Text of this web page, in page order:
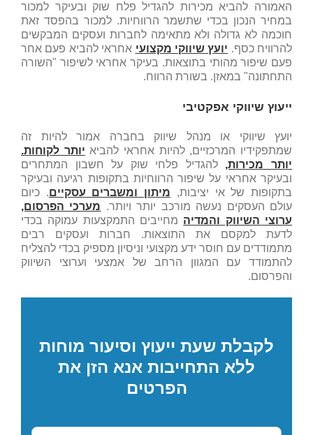
האמורה להביא מכירות להגדיל פלח שוק ובעיקר למכור
במחיר הנכון בכדי שתשמר הרווחיות. למכור בהפסד זאת
חוכמה לא גדולה ולא מתאימה לחברות ועסקים המבקשים
להרוויח כסף. יועץ שיווקי מקצועי אחראי להביא פעם אחר
פעם שיפור מהותי בתוצאות. בעיקר אחראי לשיפור "השורה
התחתונה" במאזן. בשורת הרווח.
ייעוץ שיווקי אפקטיבי
יועץ שיווקי או מנהל שיווק בחברה אמור להיות זה
שמתפקידיו המרכזיים, להיות אחראי להביא יותר לקוחות.
יותר מכירות, להגדיל פלחי שוק על חשבון המתחרים
ובעיקר אחראי על שיפור הרווחיות בתקופות רגיעה ובעיקר
בתקופות של אי יציבות, מיתון ומשברים עסקיים. כיום
עולם העסקים נעשה מורכב יותר ויותר. מערכי הפרסום,
ערוצי השיווק והמדיה מחייבים התמקצעות עמוקה בכדי
לדעת למקסם את התוצאות. חברות ועסקים רבים
מתמודדים עם חוסר ידע מקצועי וניסיון מספיק בכדי להצליח
להתמודד עם המגוון הרחב של אמצעי וערוצי השיווק
והפרסום.
לקבלת שעת ייעוץ וסיעור מוחות
ללא התחייבות אנא הזן את
הפרטים